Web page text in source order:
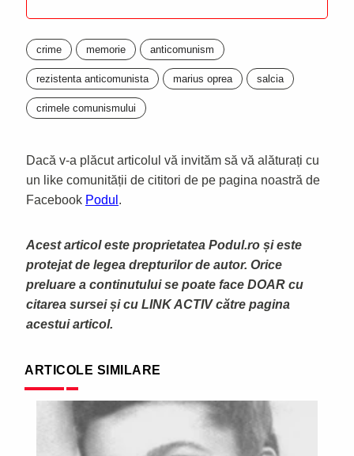
crime memorie anticomunism
rezistenta anticomunista marius oprea salcia
crimele comunismului
Dacă v-a plăcut articolul vă invităm să vă alăturați cu
un like comunității de cititori de pe pagina noastră de
Facebook Podul .
Acest articol este proprietatea Podul.ro și este
protejat de legea drepturilor de autor. Orice
preluare a continutului se poate face DOAR cu
citarea sursei și cu LINK ACTIV către pagina
acestui articol.
ARTICOLE SIMILARE